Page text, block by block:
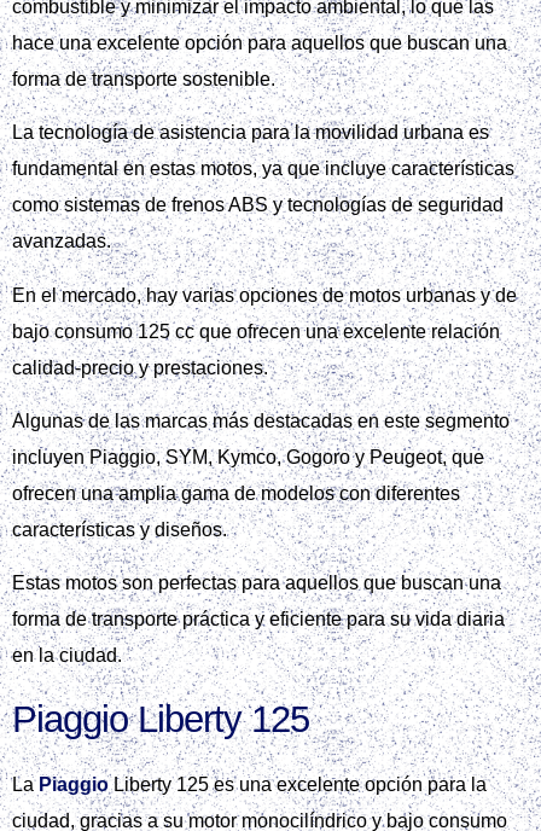
combustible y minimizar el impacto ambiental, lo que las
hace una excelente opción para aquellos que buscan una
forma de transporte sostenible.
La tecnología de asistencia para la movilidad urbana es
fundamental en estas motos, ya que incluye características
como sistemas de frenos ABS y tecnologías de seguridad
avanzadas.
En el mercado, hay varias opciones de motos urbanas y de
bajo consumo 125 cc que ofrecen una excelente relación
calidad-precio y prestaciones.
Algunas de las marcas más destacadas en este segmento
incluyen Piaggio, SYM, Kymco, Gogoro y Peugeot, que
ofrecen una amplia gama de modelos con diferentes
características y diseños.
Estas motos son perfectas para aquellos que buscan una
forma de transporte práctica y eficiente para su vida diaria
en la ciudad.
Piaggio Liberty 125
La PiaggioLiberty 125 es una excelente opción para la
ciudad, gracias a su motor monocilíndrico y bajo consumo